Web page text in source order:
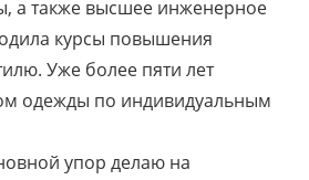
а также высшее инженерное
курсы повышения
Уже более пяти лет
одежды по индивидуальным
упор делаю на